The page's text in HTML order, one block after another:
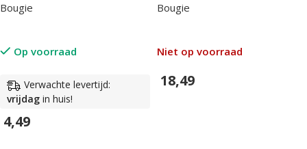
Bougie
Op voorraad
Verwachte levertijd:
vrijdag in huis!
4,49
Bougie
Niet op voorraad
18,49